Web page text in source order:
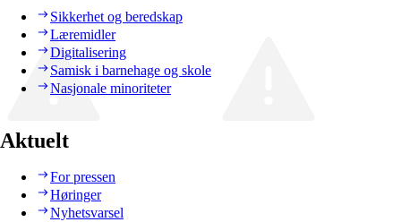
Sikkerhet og beredskap
Læremidler
Digitalisering
Samisk i barnehage og skole
Nasjonale minoriteter
Aktuelt
For pressen
Høringer
Nyhetsvarsel